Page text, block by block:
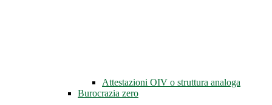
Attestazioni OIV o struttura analoga
Burocrazia zero